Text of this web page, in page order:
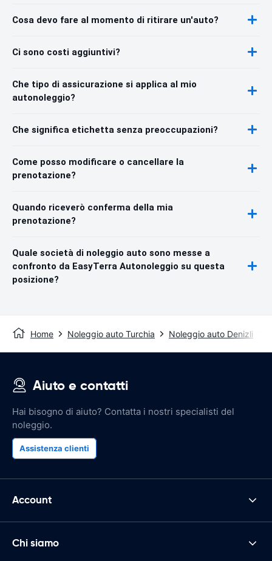
Cosa devo fare al momento di ritirare un'auto?
Ci sono costi aggiuntivi?
Che tipo di assicurazione si applica al mio
autonoleggio?
Che significa etichetta senza preoccupazioni?
Come posso modificare o cancellare la
prenotazione?
Quando riceverò conferma della mia
prenotazione?
Quale società di noleggio auto sono messe a
confronto da EasyTerra Autonoleggio su questa
posizione?
Home Noleggio auto Turchia Noleggio auto Denizli
Aiuto e contatti
Hai bisogno di aiuto? Contatta i nostri specialisti del
noleggio.
Assistenza clienti
Account
Chi siamo